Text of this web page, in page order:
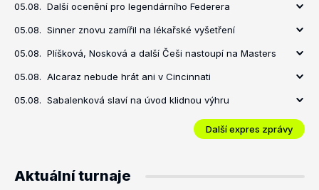
05.08. Další ocenění pro legendárního Federera
05.08. Sinner znovu zamířil na lékařské vyšetření
05.08. Plíšková, Nosková a další Češi nastoupí na Masters
05.08. Alcaraz nebude hrát ani v Cincinnati
05.08. Sabalenková slaví na úvod klidnou výhru
Další expres zprávy
Aktuální turnaje